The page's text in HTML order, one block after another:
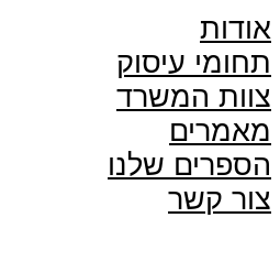
אודות
תחומי עיסוק
צוות המשרד
מאמרים
הספרים שלנו
צור קשר